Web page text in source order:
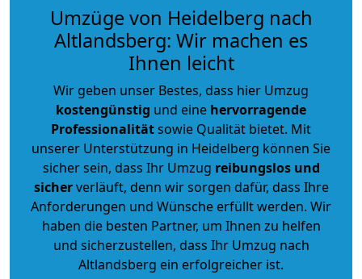
Umzüge von Heidelberg nach
Altlandsberg: Wir machen es
Ihnen leicht
Wir geben unser Bestes, dass hier Umzug
kostengünstig und eine hervorragende
Professionalitätsowie Qualität bietet. Mit
unserer Unterstützung in Heidelberg können Sie
sicher sein, dass Ihr Umzug reibungslos und
sicherverläuft, denn wir sorgen dafür, dass Ihre
Anforderungen und Wünsche erfüllt werden. Wir
haben die besten Partner, um Ihnen zu helfen
und sicherzustellen, dass Ihr Umzug nach
Altlandsberg ein erfolgreicher ist.